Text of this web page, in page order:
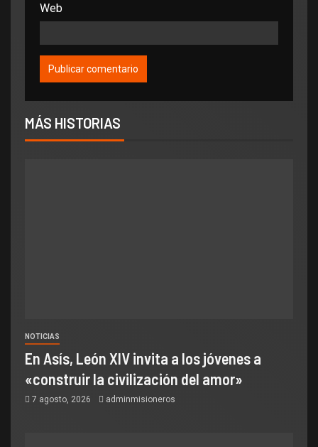
Web
MÁS HISTORIAS
NOTICIAS
En Asís, León XIV invita a los jóvenes a
«construir la civilización del amor»
7 agosto, 2026 adminmisioneros